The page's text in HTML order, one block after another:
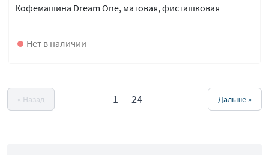
Кофемашина Dream One, матовая, фисташковая
Нет в наличии
« Назад 1 —24 Дальше »